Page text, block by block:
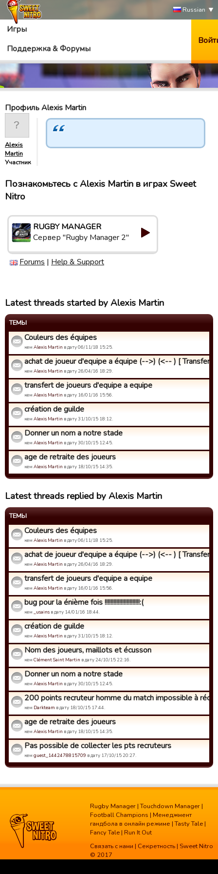
Russian
Игры
Поддержка & Форумы
Профиль Alexis Martin
Alexis
Martin
Участник
Познакомьтесь с Alexis Martin в играх Sweet
Nitro
RUGBY MANAGER
Сервер "Rugby Manager 2"
Forums | Help & Support
Latest threads started by Alexis Martin
ТЕМЫ
Couleurs des équipes
кем Alexis Martin в дату 06/11/18 15:25.
achat de joueur d'equipe a équipe (-->) (<-- ) [ Transfert
кем Alexis Martin в дату 26/04/16 18:29.
transfert de joueurs d'equipe a equipe
кем Alexis Martin в дату 16/01/16 15:56.
création de guilde
кем Alexis Martin в дату 31/10/15 18:12.
Donner un nom a notre stade
кем Alexis Martin в дату 30/10/15 12:45.
age de retraite des joueurs
кем Alexis Martin в дату 18/10/15 14:35.
Latest threads replied by Alexis Martin
ТЕМЫ
Couleurs des équipes
кем Alexis Martin в дату 06/11/18 15:25.
achat de joueur d'equipe a équipe (-->) (<-- ) [ Transfert
кем Alexis Martin в дату 26/04/16 18:29.
transfert de joueurs d'equipe a equipe
кем Alexis Martin в дату 16/01/16 15:56.
bug pour la énième fois !!!!!!!!!!!!!!!!!!!!!!!!:(
кем _usains в дату 14/01/16 18:44.
création de guilde
кем Alexis Martin в дату 31/10/15 18:12.
Nom des joueurs, maillots et écusson
кем Clément Saint Martin в дату 24/10/15 22:16.
Donner un nom a notre stade
кем Alexis Martin в дату 30/10/15 12:45.
200 points recruteur homme du match impossible à
кем Darkteam в дату 18/10/15 17:44.
age de retraite des joueurs
кем Alexis Martin в дату 18/10/15 14:35.
Pas possible de collecter les pts recruteurs
кем guest_1442478815709 в дату 17/10/15 20:27.
Rugby Manager |Touchdown Manager |
Football Champions | Менеджмент
гандбола в онлайн режиме |Tasty Tale |
Fancy Tale | Run It Out
Связать с нами | Секретность | Sweet Nitro
© 2017